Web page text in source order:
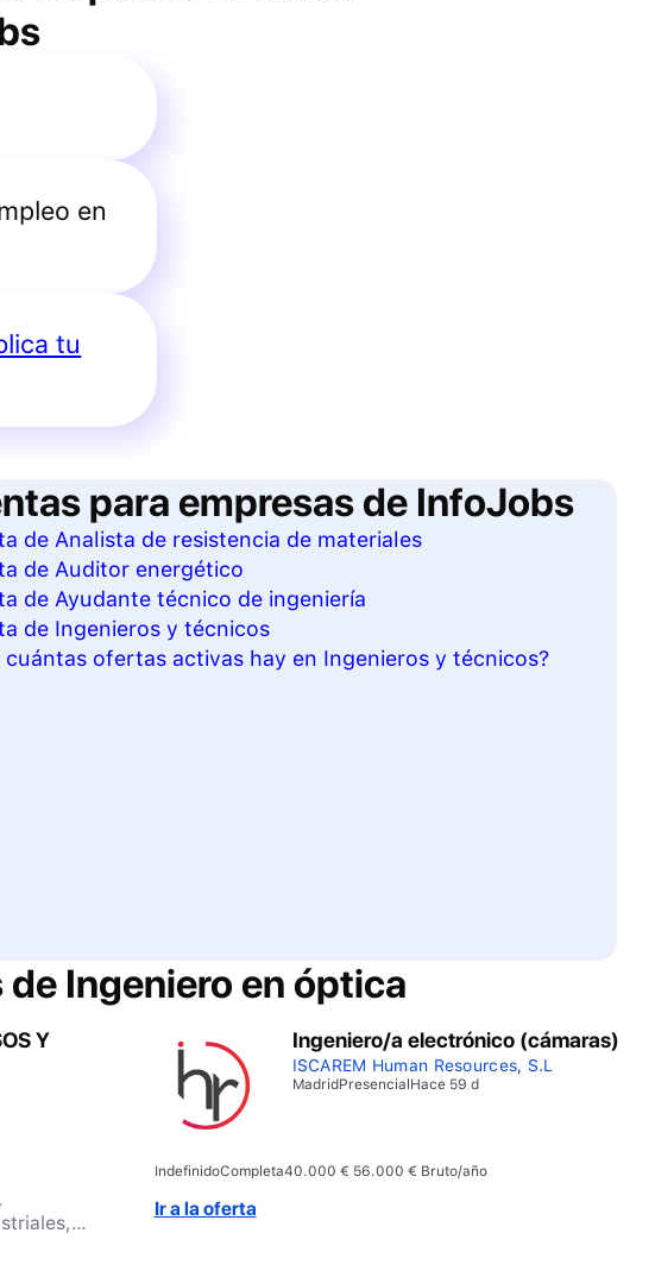
en
tu
para empresas de InfoJobs
de Analista de resistencia de materiales
de Auditor energético
de Ayudante técnico de ingeniería
de Ingenieros y técnicos
cuántas ofertas activas hay en Ingenieros y técnicos?
de Ingeniero en óptica
Y
de
alto
Ingeniero/a electrónico (cámaras)
ISCAREM Human Resources, S.L
MadridPresencialHace 59 d
IndefinidoCompleta40.000 € 56.000 € Bruto/año
Ir a la oferta